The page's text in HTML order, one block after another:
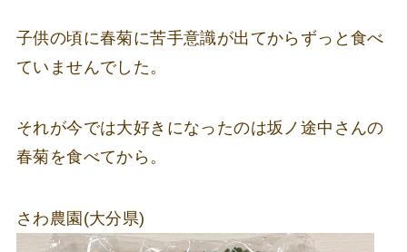
子供の頃に春菊に苦手意識が出てからずっと食べ
ていませんでした。
それが今では大好きになったのは坂ノ途中さんの
春菊を食べてから。
さわ農園(大分県)